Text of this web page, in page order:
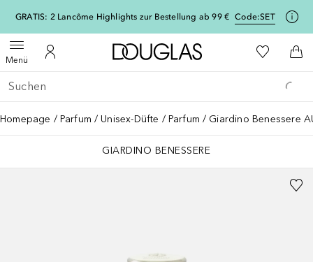
GRATIS: 2 Lancôme Highlights zur Bestellung ab 99 € Code:SET
MenüMenü öffnenZu Meinem Kundenkonto
Zur Douglas Startseite
Zu Meiner
Gehe zurück
Suche ausführen
Homepage Parfum Unisex-Düfte Parfum Giardino Benessere
GIARDINO BENESSERE